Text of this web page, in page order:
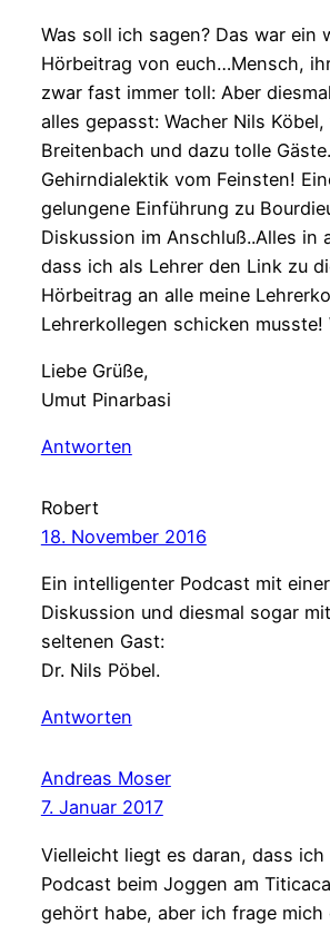
Was soll ich sagen? Das war ein
Hörbeitrag von euch…Mensch,
zwar fast immer toll: Aber
alles gepasst: Wacher Nils
Breitenbach und dazu tolle
Gehirndialektik vom Feinsten!
gelungene Einführung zu
Diskussion im Anschluß..Alles in
dass ich als Lehrer den Link zu
Hörbeitrag an alle meine
Lehrerkollegen schicken musste!
Liebe Grüße,
Umut Pinarbasi
Antworten
Robert
18. November 2016
Ein intelligenter Podcast mit
Diskussion und diesmal sogar
seltenen Gast:
Dr. Nils Pöbel.
Antworten
Andreas Moser
7. Januar 2017
Vielleicht liegt es daran, dass ich
Podcast beim Joggen am
gehört habe, aber ich frage mich